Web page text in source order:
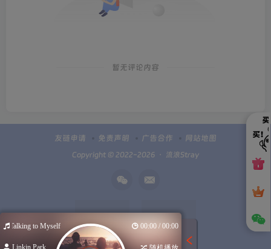
暂无评论内容
友链申请 免责声明 广告合作 网站地图
Copyright © 2022-2026 ・ 流浪Stray
Talking to Myself 00:00 / 00:00
Linkin Park